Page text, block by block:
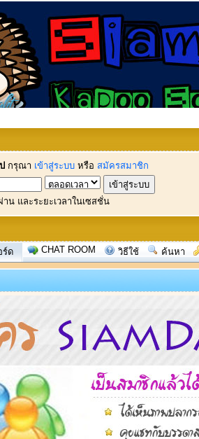
กรุณา เข้าสู่ระบบ หรือ สมัครสมาชิก
น และระยะเวลาในเซสชั่น
ร์ด CHAT ROOM วิธีใช้ ค้นหา